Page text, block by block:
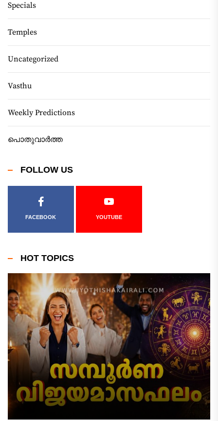
Specials
Temples
Uncategorized
Vasthu
Weekly Predictions
പൊതുവാർത്ത
FOLLOW US
FACEBOOK YOUTUBE
HOT TOPICS